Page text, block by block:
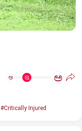
ಅ ಅ
#Critically Injured